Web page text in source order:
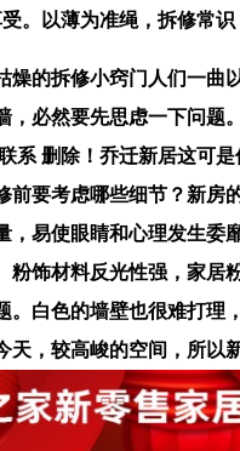
。以薄为准绳，拆修常识
的拆修小窍门人们一曲
，必然要先思虑一下问题
系 删除！乔迁新居这可
前要考虑哪些细节？新房
，易使眼睛和心理发生委
粉饰材料反光性强，家居
。白色的墙壁也很难打理
天，较高峻的空间，所以